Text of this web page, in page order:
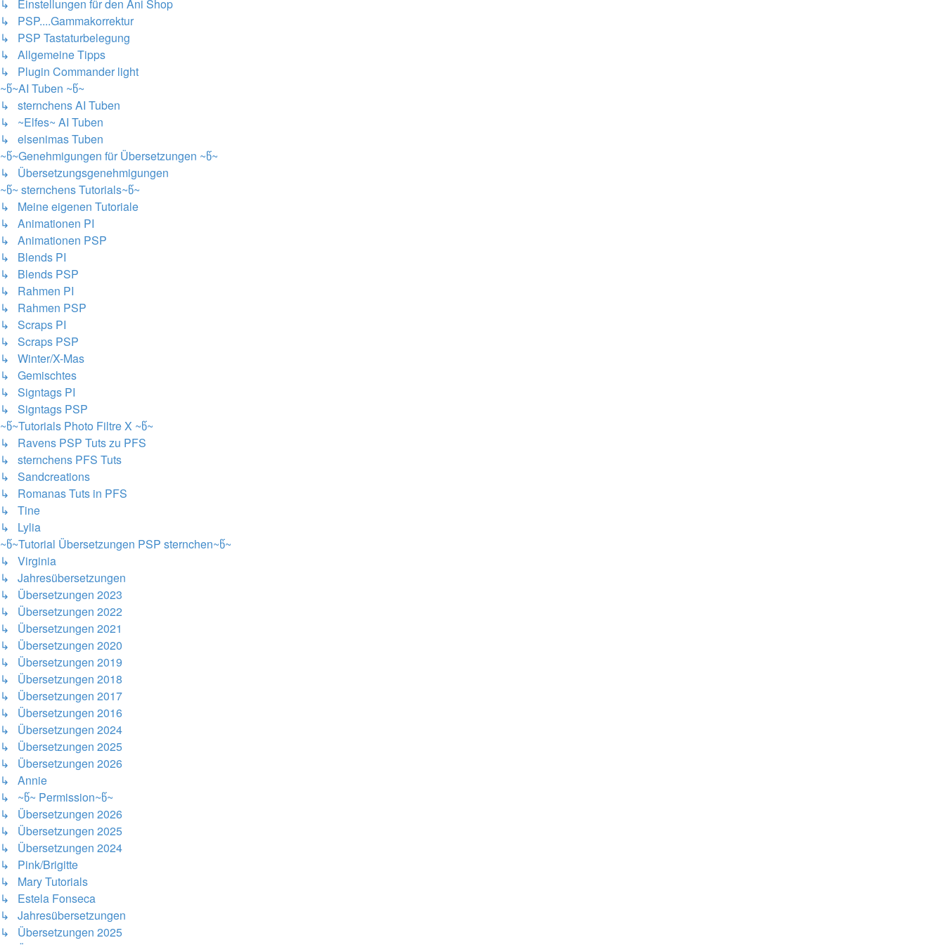
↳ Einstellungen für den Ani Shop
↳ PSP....Gammakorrektur
↳ PSP Tastaturbelegung
↳ Allgemeine Tipps
↳ Plugin Commander light
~წ~AI Tuben ~წ~
↳ sternchens AI Tuben
↳ ~Elfes~ AI Tuben
↳ elsenimas Tuben
~წ~Genehmigungen für Übersetzungen ~წ~
↳ Übersetzungsgenehmigungen
~წ~ sternchens Tutorials~წ~
↳ Meine eigenen Tutoriale
↳ Animationen PI
↳ Animationen PSP
↳ Blends PI
↳ Blends PSP
↳ Rahmen PI
↳ Rahmen PSP
↳ Scraps PI
↳ Scraps PSP
↳ Winter/X-Mas
↳ Gemischtes
↳ Signtags PI
↳ Signtags PSP
~წ~Tutorials Photo Filtre X ~წ~
↳ Ravens PSP Tuts zu PFS
↳ sternchens PFS Tuts
↳ Sandcreations
↳ Romanas Tuts in PFS
↳ Tine
↳ Lylia
~წ~Tutorial Übersetzungen PSP sternchen~წ~
↳ Virginia
↳ Jahresübersetzungen
↳ Übersetzungen 2023
↳ Übersetzungen 2022
↳ Übersetzungen 2021
↳ Übersetzungen 2020
↳ Übersetzungen 2019
↳ Übersetzungen 2018
↳ Übersetzungen 2017
↳ Übersetzungen 2016
↳ Übersetzungen 2024
↳ Übersetzungen 2025
↳ Übersetzungen 2026
↳ Annie
↳ ~წ~ Permission~წ~
↳ Übersetzungen 2026
↳ Übersetzungen 2025
↳ Übersetzungen 2024
↳ Pink/Brigitte
↳ Mary Tutorials
↳ Estela Fonseca
↳ Jahresübersetzungen
↳ Übersetzungen 2025